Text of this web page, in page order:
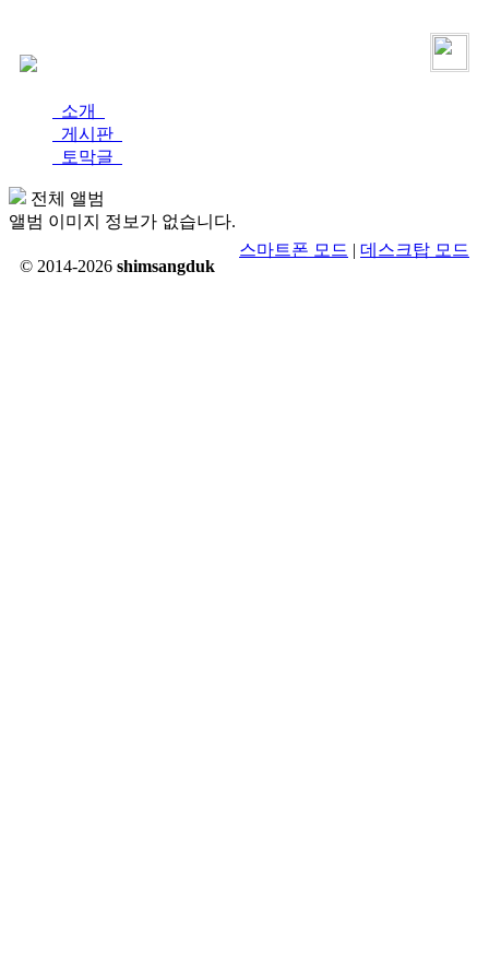
소개
게시판
토막글
전체 앨범
앨범 이미지 정보가 없습니다.
© 2014-2026 shimsangduk
스마트폰 모드 | 데스크탑 모드